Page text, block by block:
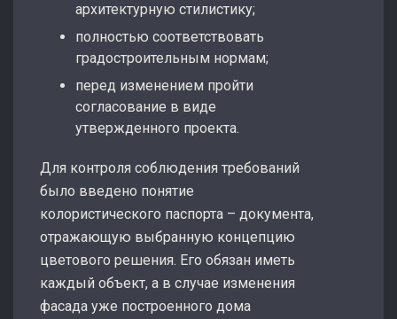
архитектурную стилистику;
полностью соответствовать
градостроительным нормам;
перед изменением пройти
согласование в виде
утвержденного проекта.
Для контроля соблюдения требований
было введено понятие
колористического паспорта – документа,
отражающую выбранную концепцию
цветового решения. Его обязан иметь
каждый объект, а в случае изменения
фасада уже построенного дома